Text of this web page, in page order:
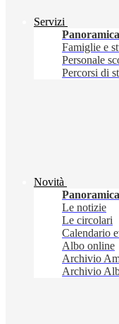
Servizi
Panoramica
Famiglie e
Personale
Percorsi di
Novità
Panoramica
Le notizie
Le circolari
Calendario
Albo online
Archivio
Archivio